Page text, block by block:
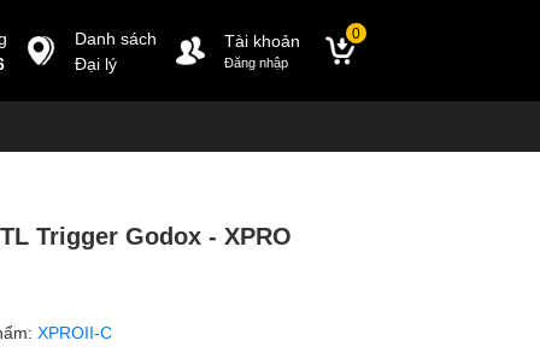
Danh sách
Đại lý
Tài khoản
Đăng nhập
0
Trigger Godox - XPRO
XPROII-C